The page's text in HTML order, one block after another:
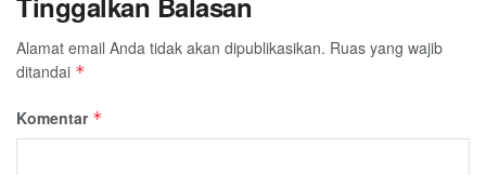
Alamat email Anda tidak akan dipublikasikan. Ruas yang wajib
ditandai *
Komentar *